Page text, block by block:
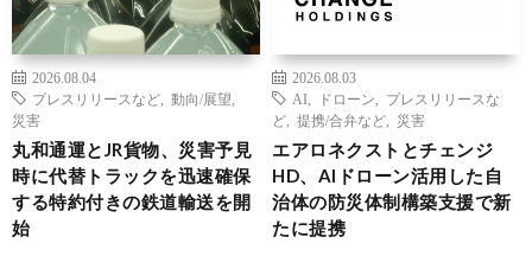
2026.08.04
プレスリリースなど
動向/展望
災害
丸和通運とJR貨物、災害予見
時に代替トラックを迅速確保
する特約付きの鉄道輸送を開
始
2026.08.03
AI
ドローン
プレスリリースな
ど
提携/合弁など 災害
エアロネクストとチェンジ
HD、AIドローン活用した自
治体の防災体制構築支援で新
たに提携